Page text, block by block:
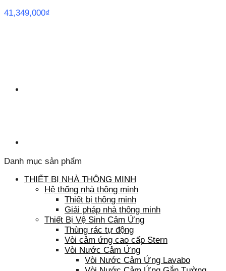
41,349,000₫
Danh mục sản phẩm
THIẾT BỊ NHÀ THÔNG MINH
Hệ thống nhà thông minh
Thiết bị thông minh
Giải pháp nhà thông minh
Thiết Bị Vệ Sinh Cảm Ứng
Thùng rác tự động
Vòi cảm ứng cao cấp Stern
Vòi Nước Cảm Ứng
Vòi Nước Cảm Ứng Lavabo